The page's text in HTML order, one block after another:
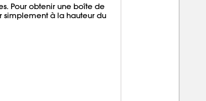
Pour obtenir une boîte de
simplement à la hauteur du